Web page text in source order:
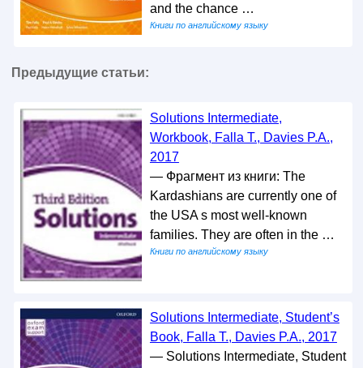
and the chance …
Книги по английскому языку
Предыдущие статьи:
Solutions Intermediate,
Workbook, Falla T., Davies P.A.,
2017
— Фрагмент из книги: The
Kardashians are currently one of
the USA s most well-known
families. They are often in the …
Книги по английскому языку
Solutions Intermediate, Student’s
Book, Falla T., Davies P.A., 2017
— Solutions Intermediate, Student